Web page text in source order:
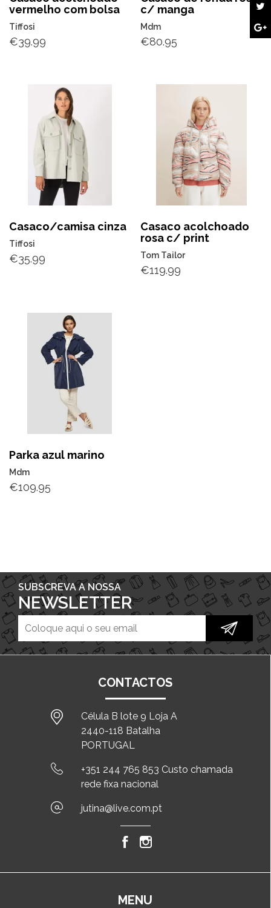
vermelho com bolsa
Tiffosi
€39.99
c/ manga
Mdm
€80.95
Casaco/camisa cinza
Tiffosi
€35.99
Casaco acolchoado
rosa c/ print
Tom Tailor
€119.99
Parka azul marino
Mdm
€109.95
SUBSCREVA A NOSSA
NEWSLETTER
CONTACTOS
Célula B lote 9 Loja A
2440-118 Batalha
PORTUGAL
+351 244 765 853 Custo chamada
rede fixa nacional
jutina@live.com.pt
MENU